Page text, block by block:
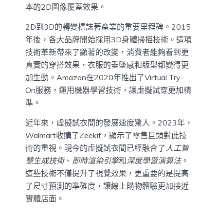
本的2D圖像覆蓋效果。
2D到3D的轉變標誌著產業的重要里程碑。2015
年後，各大品牌開始採用3D身體掃描技術。這項
技術革新帶來了顯著的改變，消費者能夠看到更
真實的穿搭效果，衣服的垂墜感和版型都變得更
加生動。Amazon在2020年推出了Virtual Try-
On服務，運用機器學習技術，讓虛擬試穿更加精
準。
近年來，虛擬試衣間的發展速度驚人。2023年，
Walmart收購了Zeekit，顯示了零售巨頭對此技
術的重視。現今的虛擬試衣間已經融合了人工智
慧生成技術、 即時渲染引擎和深度學習演算法。
這些技術不僅提升了視覺效果，更重要的是提高
了尺寸預測的準確度，讓線上購物體驗更加接近
實體店面。